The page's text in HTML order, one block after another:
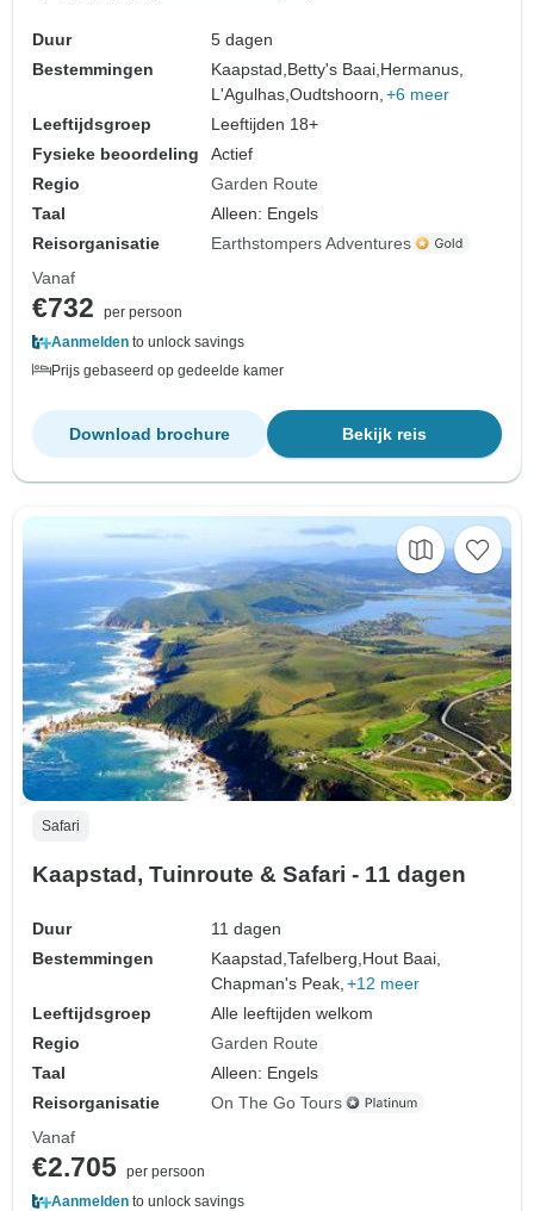
Duur
5 dagen
Bestemmingen
Kaapstad, Betty's Baai, Hermanus,
L'Agulhas,Oudtshoorn, +6 meer
Leeftijdsgroep
Leeftijden 18+
Fysieke beoordeling
Actief
Regio
Garden Route
Taal
Alleen: Engels
Reisorganisatie
Earthstompers Adventures
Vanaf
€732
per persoon
Aanmelden to unlock savings
Prijs gebaseerd op gedeelde kamer
Bekijk reis
Download brochure
Safari
Kaapstad, Tuinroute & Safari - 11 dagen
Duur
11 dagen
Bestemmingen
Kaapstad,Tafelberg, Hout Baai,
Chapman's Peak, +12 meer
Leeftijdsgroep
Alle leeftijden welkom
Regio
Garden Route
Taal
Alleen: Engels
Reisorganisatie
On The Go Tours
Vanaf
€2.705 per persoon
Aanmelden to unlock savings